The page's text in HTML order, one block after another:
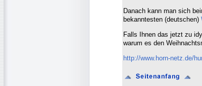
Danach kann man sich
bekanntesten (deutschen)
Falls Ihnen das jetzt zu
warum es den
http://www.horn-netz.de/